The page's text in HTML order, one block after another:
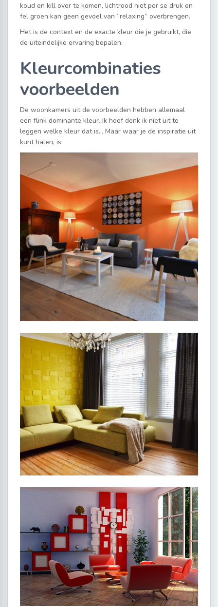
koud en kill over te komen, lichtrood niet per se druk en
fel groen kan geen gevoel van “relaxing” overbrengen.
Het is de context en de exacte kleur die je gebruikt, die
de uiteindelijke ervaring bepalen.
Kleurcombinaties
voorbeelden
De woonkamers uit de voorbeelden hebben allemaal
een flink dominante kleur. Ik hoef denk ik niet uit te
leggen welke kleur dat is… Maar waar je de inspiratie uit
kunt halen, is